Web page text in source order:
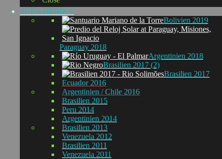
SÜDAMERIKA
Bolivien 2019
Paraguay 2018
Argentinien 2018
Brasilien 2017 (2)
Brasilien 2017
Ecuador 2016
Argentinien / Chile 2016
Brasilien 2015
Peru 2014
Argentinien 2014
Brasilien 2013
Venezuela 2012
Brasilien 2011
Venezuela 2011